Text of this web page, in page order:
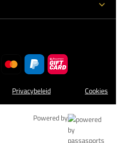
Privacybeleid Cookies
Powered by